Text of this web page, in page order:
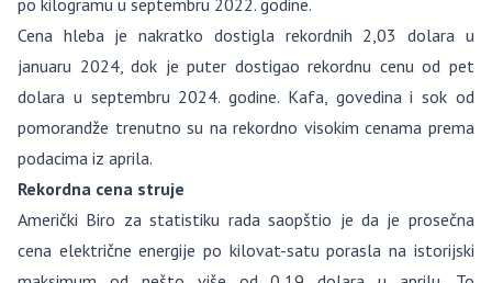
po kilogramu u septembru 2022. godine.
Cena hleba je nakratko dostigla rekordnih 2,03 dolara u
januaru 2024, dok je puter dostigao rekordnu cenu od pet
dolara u septembru 2024. godine. Kafa, govedina i sok od
pomorandže trenutno su na rekordno visokim cenama prema
podacima iz aprila.
Rekordna cena struje
Američki Biro za statistiku rada saopštio je da je prosečna
cena električne energije po kilovat-satu porasla na istorijski